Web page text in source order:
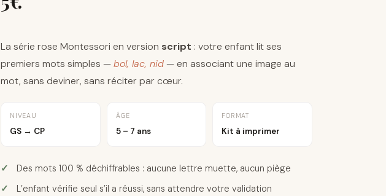
La série rose Montessori en version script : votre enfant lit ses
premiers mots simples —bol, lac, nid— en associant une image au
mot, sans deviner, sans réciter par cœur.
NIVEAU
GS → CP
ÂGE
5 – 7 ans
FORMAT
Kit à imprimer
Des mots 100 % déchiffrables : aucune lettre muette, aucun piège
L’enfant vérifie seul s’il a réussi, sans attendre votre validation